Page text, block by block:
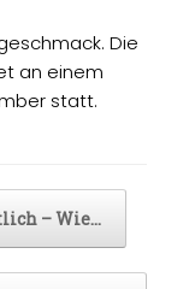
Die
an einem
statt.
– Wie…